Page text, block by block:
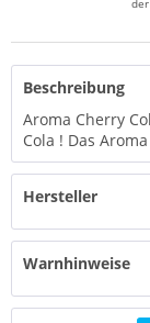
Beschreibung
Aroma Cherry
Cola ! Das
Hersteller
Warnhinweise